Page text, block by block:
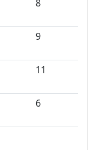
8
9
11
6